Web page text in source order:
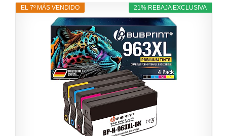
21% REBAJA EXCLUSIVA
EL 7º MÁS VENDIDO